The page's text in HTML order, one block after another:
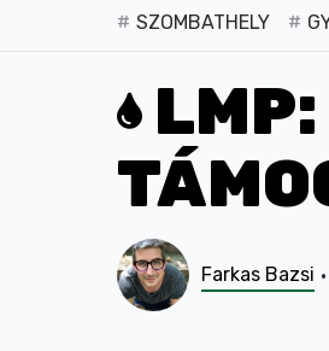
SZOMBATHELY
Farkas Bazsi